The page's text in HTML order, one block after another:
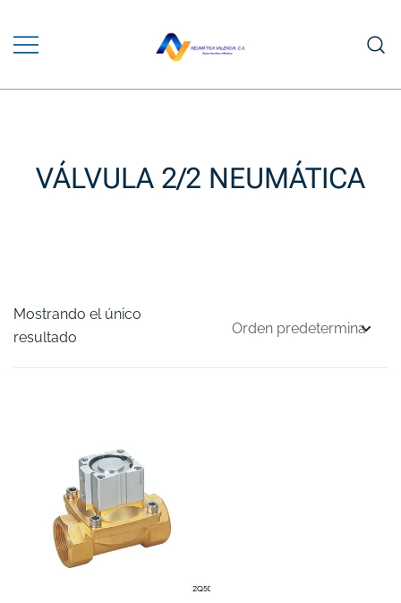
contenido
VÁLVULA 2/2 NEUMÁTICA
Mostrando el único
resultado